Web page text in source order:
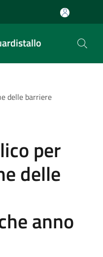
delle barriere
per
delle
anno